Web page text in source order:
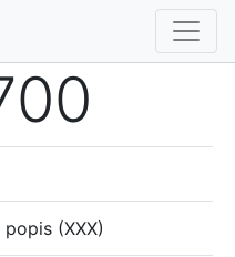
(XXX)